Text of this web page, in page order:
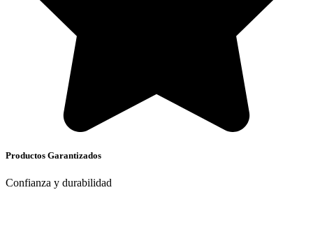
Productos Garantizados
Confianza y durabilidad